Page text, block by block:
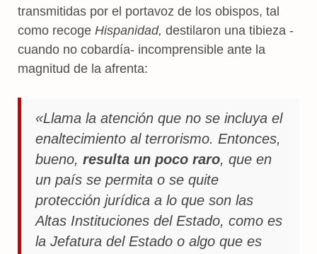
transmitidas por el portavoz de los obispos, tal
como recoge Hispanidad, destilaron una tibieza -
cuando no cobardía- incomprensible ante la
magnitud de la afrenta:
«Llama la atención que no se incluya el
enaltecimiento al terrorismo. Entonces,
bueno, resulta un poco raro, que en
un país se permita o se quite
protección jurídica a lo que son las
Altas Instituciones del Estado, como es
la Jefatura del Estado o algo que es